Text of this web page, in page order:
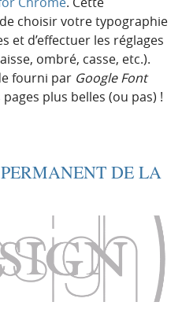
choisir votre typographie
et d’effectuer les réglages
ombré, casse, etc.).
fourni par Google Font
plus belles (ou pas) !
DE LA